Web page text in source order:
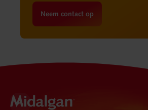
Neem contact op